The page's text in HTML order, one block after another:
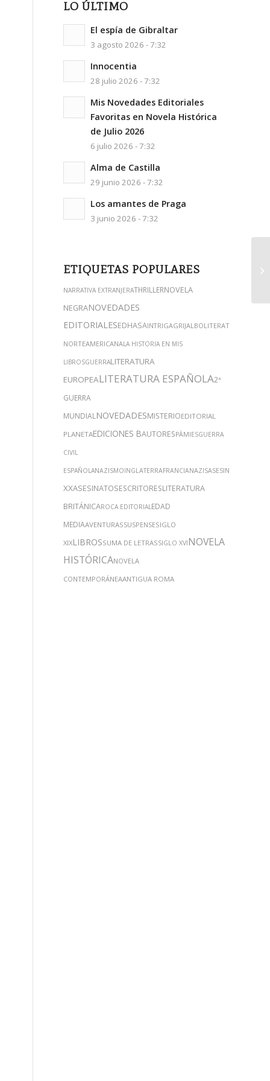
LO ÚLTIMO
El espía de Gibraltar
3 agosto 2026 - 7:32
Innocentia
28 julio 2026 - 7:32
Mis Novedades Editoriales
Favoritas en Novela Histórica
de Julio 2026
6 julio 2026 - 7:32
Alma de Castilla
29 junio 2026 - 7:32
Los amantes de Praga
3 junio 2026 - 7:32
ETIQUETAS POPULARES
NARRATIVA EXTRANJERATHRILLERNOVELA
NEGRANOVEDADES
EDITORIALESEDHASAINTRIGAGRIJALBOLITERATURA
NORTEAMERICANALA HISTORIA EN MIS
LIBROSGUERRALITERATURA
EUROPEALITERATURA ESPAÑOLA2ª
GUERRA
MUNDIALNOVEDADESMISTERIOEDITORIAL
PLANETAEDICIONES BAUTORESPÀMIESGUERRA
CIVIL
ESPAÑOLANAZISMOINGLATERRAFRANCIANAZISASESINATO
XXASESINATOSESCRITORESLITERATURA
BRITÁNICAROCA EDITORIALEDAD
MEDIAAVENTURASSUSPENSESIGLO
XIXLIBROSSUMA DE LETRASSIGLO XVINOVELA
HISTÓRICANOVELA
CONTEMPORÁNEAANTIGUA ROMA